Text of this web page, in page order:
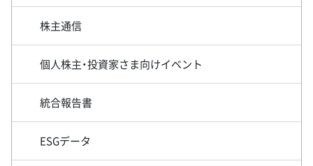
株主通信
個人株主・投資家さま向けイベント
統合報告書
ESGデータ